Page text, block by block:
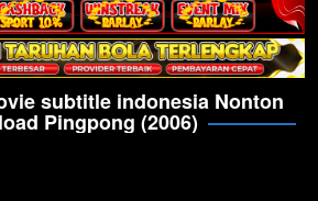
subtitle indonesia Nonton
Pingpong (2006)